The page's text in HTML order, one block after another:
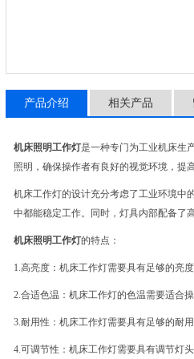
产品介绍 相关产品
机床照明工作灯是一种专门为工业机床生
照明，确保操作者有良好的视觉环境，提
机床工作灯的设计充分考虑了工业环境中
中都能稳定工作。同时，灯具内部配备了
机床照明工作灯的特点：
1.高亮度：机床工作灯需要具有足够的亮
2.合适色温：机床工作灯的色温需要适合
3.耐用性：机床工作灯需要具有足够的耐
4.可调节性：机床工作灯需要具有调节灯